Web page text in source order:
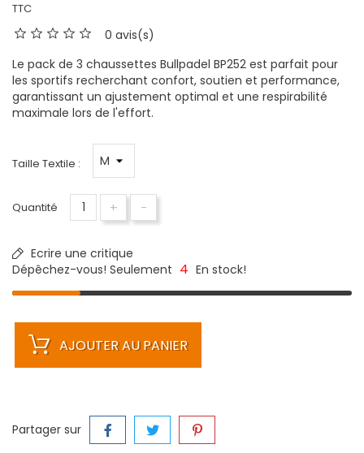
TTC
0 avis(s)
Le pack de 3 chaussettes Bullpadel BP252 est parfait pour
les sportifs recherchant confort, soutien et performance,
garantissant un ajustement optimal et une respirabilité
maximale lors de l'effort.
Taille Textile :
Quantité + -
Ecrire une critique
Dépêchez-vous! Seulement 4 En stock!
AJOUTER AU PANIER
Partager sur